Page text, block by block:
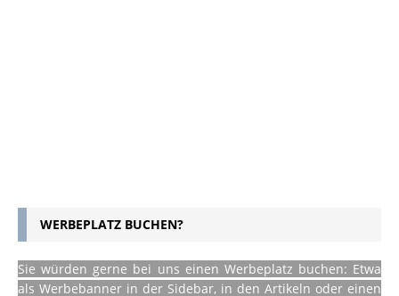
WERBEPLATZ BUCHEN?
Sie würden gerne bei uns einen Werbeplatz buchen: Etwa
als Werbebanner in der Sidebar, in den Artikeln oder einen